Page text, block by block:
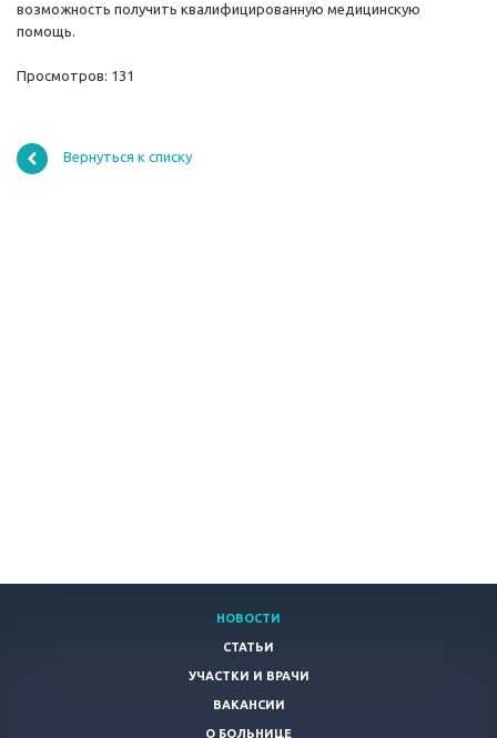
возможность получить квалифицированную медицинскую
помощь.
Просмотров: 131
Вернуться к списку
НОВОСТИ
СТАТЬИ
УЧАСТКИ И ВРАЧИ
ВАКАНСИИ
О БОЛЬНИЦЕ